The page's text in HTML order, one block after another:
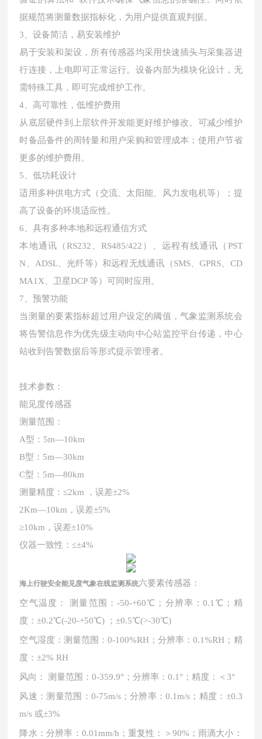
据规范将测量数据指标化，为用户提供直观判据。
3、设备简洁，易安装维护
易于安装和架设，所有传感器均采用快速插头与采集器进
行连接，上电即可正常运行。设备内部为模块化设计，无
需特殊工具，即可完成维护工作。
4、高可靠性，低维护费用
从底层硬件到上层软件开发能更好维护修改。可减少维护
时备品备件的周转量和用户采购和管理成本；使用户节省
更多的维护费用。
5、低功耗设计
适用多种供电方式（交流、太阳能、风力发电机等）；提
高了设备的环境适应性。
6、具有多种本地和远程通信方式
本地通讯（RS232、RS485/422）、远程有线通讯（PST
N、ADSL、光纤等）和远程无线通讯（SMS、GPRS、CD
MA1X、卫星DCP 等）可同时应用。
7、预警功能
当测量的要素指标超过用户设定的阈值，气象监测系统会
将告警信息作为优先级主动向中心站监控平台传递，中心
站收到告警数据后等形式提示管理者。
技术参数：
能见度传感器
测量范围：
A型：5m—10km
B型：5m—30km
C型：5m—80km
测量精度： ≤2km ，误差±2%
2Km—10km，误差±5%
≥10km，误差±10%
仪器一致性： ≤±4%
海上行驶安全能见度气象在线监测系统六要素传感器：
空气温度：
测量范围：-50-+60℃；分辨率：0.1℃；精
度：±0.2℃(-20-+50℃) ；±0.5℃(>-30℃)
空气湿度：测量范围：0-100%RH；分辨率：0.1%RH；精
度：±2% RH
风向： 测量范围：0-359.9°；分辨率：0.1°；精度：＜3°
风速：测量范围： 0-75m/s；分辨率：0.1m/s；精度：±0.3
m/s 或±3%
降水：分辨率： 0.01mm/h；重复性：＞90%；雨滴大小：